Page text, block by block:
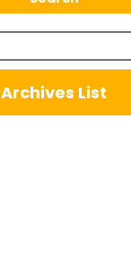
Archives List